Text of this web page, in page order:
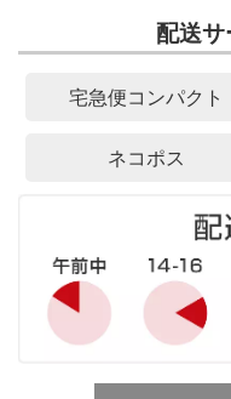
配送
宅急便コンパクト
ネコポス